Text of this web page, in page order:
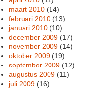
maart 2010 (14)
februari 2010 (13)
januari 2010 (10)
december 2009 (17)
november 2009 (14)
oktober 2009 (19)
september 2009 (12)
augustus 2009 (11)
juli 2009 (16)